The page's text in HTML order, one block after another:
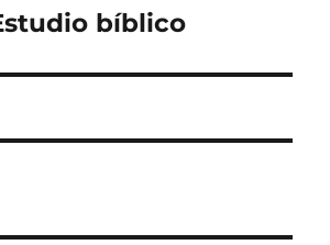
bíblico